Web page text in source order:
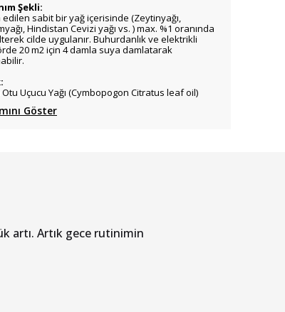
Şekli:
edilen sabit bir yağ içerisinde (Zeytinyağı,
Hindistan Cevizi yağı vs. ) max. %1 oranında
cilde uygulanır. Buhurdanlık ve elektrikli
20 m2 için 4 damla suya damlatarak
Uçucu Yağı (Cymbopogon Citratus leaf oil)
Göster
artı. Artık gece rutinimin